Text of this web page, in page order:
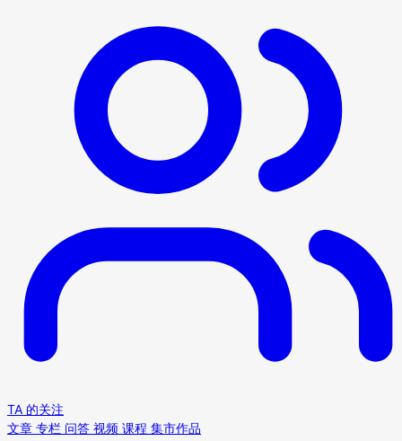
TA 的关注
文章 专栏 问答 视频 课程 集市作品